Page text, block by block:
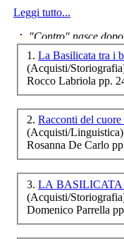
Leggi tutto...
"Contro" nasce
cominciato con la
ripensaremarx. i saggi
questa collaborazione
è teorica, sempre però
presente fase.
Acquista ora...
A feed could not be
http://www.lastampa.it/
1. La Basilicata tra i
(Acquisti/
Rocco Labriola pp.
2.
(Acquisti/Linguistica)
Rosanna De Carlo
3. LA
(Acquisti/
Domenico Parrella